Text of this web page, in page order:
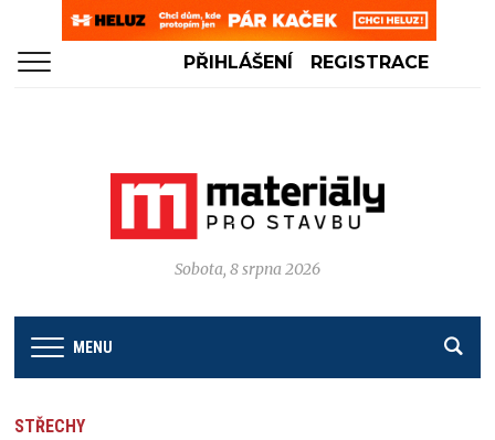
PŘIHLÁŠENÍ REGISTRACE
Sobota, 8 srpna 2026
MENU
STŘECHY